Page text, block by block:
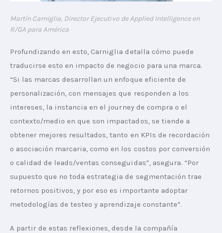
Martín Carniglia, Director Ejecutivo de Applied Intelligence en
R/GA para América
Profundizando en esto, Carniglia detalla cómo puede
traducirse esto en impacto de negocio para una marca.
“Si las marcas desarrollan un enfoque eficiente de
personalización, con mensajes que responden a los
intereses, la instancia en el journey de compra o el
contexto/medio en que son impactados, se tiende a
obtener mejores resultados, tanto en KPIs de recordación
o asociación marcaria, como en los costos por conversión
o calidad de leads/ventas conseguidas”, asegura. “Por
supuesto que no toda estrategia de segmentación trae
retornos positivos, y por eso es importante adoptar
metodologías de testeo y aprendizaje constante”.
A partir de estas reflexiones, desde la compañía